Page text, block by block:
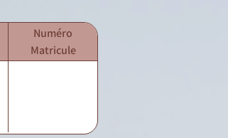
Numéro
Matricule